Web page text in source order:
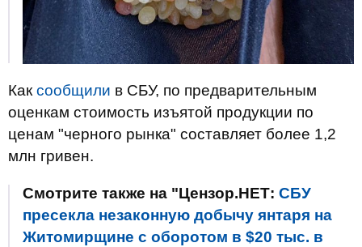
Каксообщили в СБУ, по предварительным
оценкам стоимость изъятой продукции по
ценам "черного рынка" составляет более 1,2
млн гривен.
Смотрите также на "Цензор.НЕТ: СБУ
пресекла незаконную добычу янтаря на
Житомирщине с оборотом в $20 тыс. в